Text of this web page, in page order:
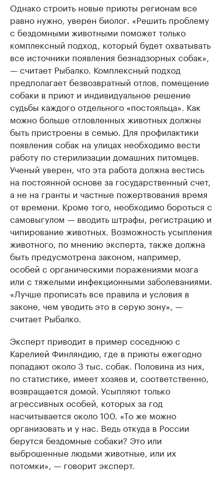
Однако строить новые приюты регионам все
равно нужно, уверен биолог. «Решить проблему
с бездомными животными поможет только
комплексный подход, который будет охватывать
все источники появления безнадзорных собак»,
— считает Рыбалко. Комплексный подход
предполагает безвозвратный отлов, помещение
собаки в приют и индивидуальное решение
судьбы каждого отдельного «постояльца». Как
можно больше отловленных животных должны
быть пристроены в семью. Для профилактики
появления собак на улицах необходимо вести
работу по стерилизации домашних питомцев.
Ученый уверен, что эта работа должна вестись
на постоянной основе за государственный счет,
а не на гранты и частные пожертвования время
от времени. Кроме того, необходимо бороться с
самовыгулом — вводить штрафы, регистрацию и
чипирование животных. Возможность усыпления
животного, по мнению эксперта, также должна
быть предусмотрена законом, например,
особей с органическими поражениями мозга
или с тяжелыми инфекционными заболеваниями.
«Лучше прописать все правила и условия в
законе, чем уводить это в серую зону», —
считает Рыбалко.
Эксперт приводит в пример соседнюю с
Карелией Финляндию, где в приюты ежегодно
попадают около 3 тыс. собак. Половина из них,
по статистике, имеет хозяев и, соответственно,
возвращается домой. Усыпляют только
агрессивных особей, которых за год
насчитывается около 100. «То же можно
организовать и у нас. Ведь откуда в России
берутся бездомные собаки? Это или
выброшенные людьми животные, или их
потомки», — говорит эксперт.